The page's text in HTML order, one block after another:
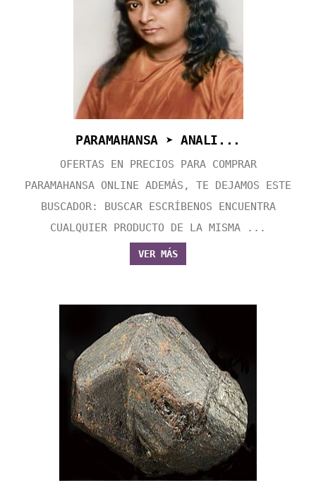
PARAMAHANSA ➤ ANALI...
OFERTAS EN PRECIOS PARA COMPRAR
PARAMAHANSA ONLINE ADEMÁS, TE DEJAMOS ESTE
BUSCADOR: BUSCAR ESCRÍBENOS ENCUENTRA
CUALQUIER PRODUCTO DE LA MISMA ...
VER MÁS